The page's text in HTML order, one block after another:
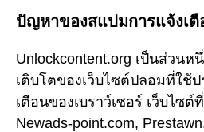
ปัญหาของสแปมการแจ้งเตื
Unlockcontent.org เป็นส่วนห
เติบโตของเว็บไซต์ปลอมที่ใช้
เตือนของเบราว์เซอร์ เว็บไซ
Newads-point.com,